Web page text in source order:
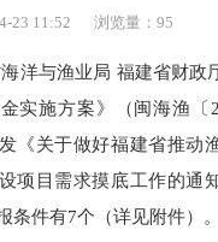
23 11:52 浏览量：95
洋与渔业局 福建省财政
实施方案》（闽海渔〔
《关于做好福建省推动
项目需求摸底工作的通
条件有7个（详见附件）。